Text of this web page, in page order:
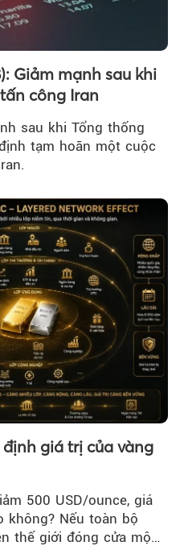
Giảm mạnh sau khi
công Iran
sau khi Tổng thống
tạm hoãn một cuộc
giá trị của vàng
500 USD/ounce, giá
không? Nếu toàn bộ
thế giới đóng cửa một